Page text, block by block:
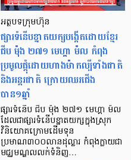
អត្ថបទក្រុមហ៊ុន
ផ្សារទំនើបខ្នាតយក្សបង្កើតដោយខ្មែរ
ជីប ម៉ុង ២៧១ មេហ្គា ម៉ល កំពុង
ប្រមូលផ្ដុំដោយហាងម៉ាកល្បីទាំងជាតិ
និងអន្តរជាតិ ក្រោយឈរជើង
បាន១ឆ្នាំ
ផ្សារទំនើប ជីប ម៉ុង ២៧១ មេហ្គា ម៉ល
ដែលជាផ្សារទំនើបខ្នាតយក្សក្នុងស្រុក
វិនិយោគក្រោមដើមទុន
ប្រមាណ៣០០លានដុល្លារ កំពុងក្លាយជា
មជ្ឈមណ្ឌលលក់ទំនិញ…